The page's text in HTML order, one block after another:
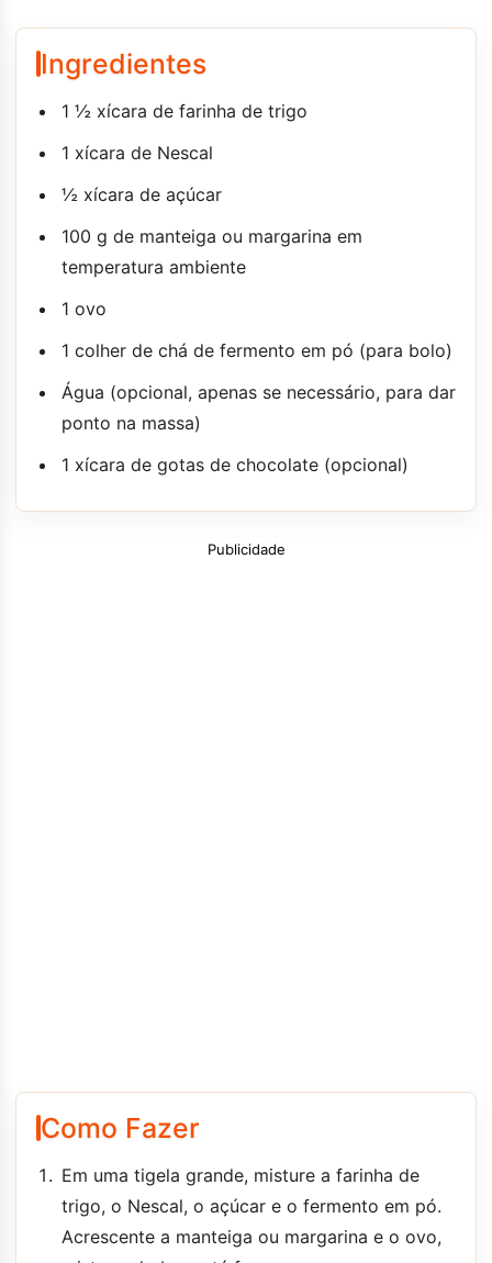
Ingredientes
1 ½ xícara de farinha de trigo
1 xícara de Nescal
½ xícara de açúcar
100 g de manteiga ou margarina em
temperatura ambiente
1 ovo
1 colher de chá de fermento em pó (para bolo)
Água (opcional, apenas se necessário, para dar
ponto na massa)
1 xícara de gotas de chocolate (opcional)
Publicidade
Como Fazer
Em uma tigela grande, misture a farinha de
trigo, o Nescal, o açúcar e o fermento em pó.
Acrescente a manteiga ou margarina e o ovo,